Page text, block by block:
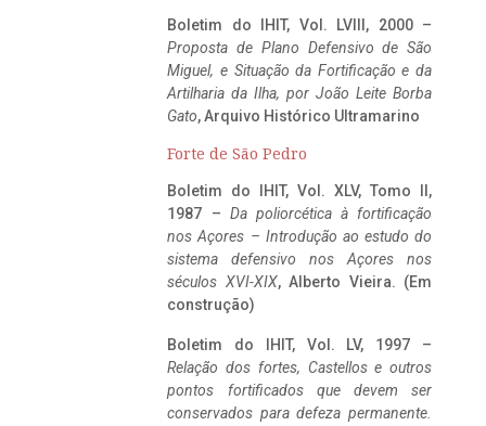
Boletim do IHIT, Vol. LVIII, 2000 –
Proposta de Plano Defensivo de São
Miguel, e Situação da Fortificação e da
Artilharia da Ilha, por João Leite Borba
Gato, Arquivo Histórico Ultramarino
Forte de São Pedro
Boletim do IHIT, Vol. XLV, Tomo II,
1987 – Da poliorcética à fortificação
nos Açores – Introdução ao estudo do
sistema defensivo nos Açores nos
séculos XVI-XIX, Alberto Vieira. (Em
construção)
Boletim do IHIT, Vol. LV, 1997 –
Relação dos fortes, Castellos e outros
pontos fortificados que devem ser
conservados para defeza permanente.